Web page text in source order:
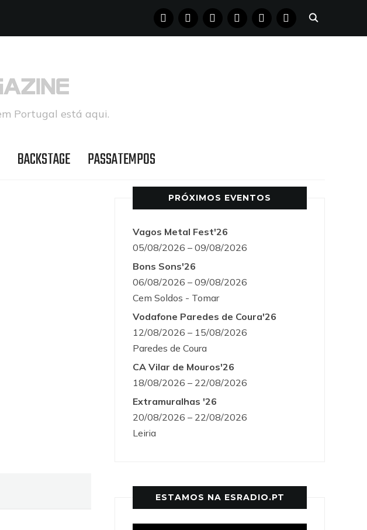
FACEBOOKINSTAGRAM
YOUTUBE PINTERESTTUMBLR
Portugal está aqui.
BACKSTAGE PASSATEMPOS
PRÓXIMOS EVENTOS
Vagos Metal Fest'26
05/08/2026 – 09/08/2026
Bons Sons'26
06/08/2026 – 09/08/2026
Cem Soldos - Tomar
Vodafone Paredes de Coura'26
12/08/2026 – 15/08/2026
Paredes de Coura
CA Vilar de Mouros'26
18/08/2026 – 22/08/2026
Extramuralhas '26
20/08/2026 – 22/08/2026
Leiria
ESTAMOS NA ESRADIO.PT